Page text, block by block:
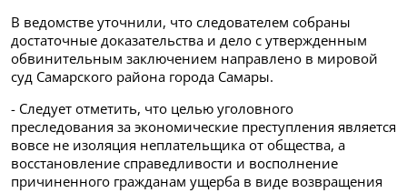
В ведомстве уточнили, что следователем собраны
достаточные доказательства и дело с утвержденным
обвинительным заключением направлено в мировой
суд Самарского района города Самары.
- Следует отметить, что целью уголовного
преследования за экономические преступления является
вовсе не изоляция неплательщика от общества, а
восстановление справедливости и восполнение
причиненного гражданам ущерба в виде возвращения